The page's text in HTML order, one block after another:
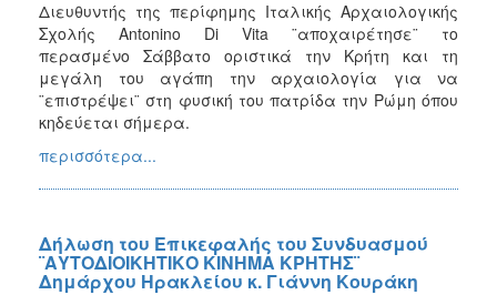
Διευθυντής της περίφημης Ιταλικής Αρχαιολογικής
Σχολής Antonino Di Vita ¨αποχαιρέτησε¨ το
περασμένο Σάββατο οριστικά την Κρήτη και τη
μεγάλη του αγάπη την αρχαιολογία για να
¨επιστρέψει¨ στη φυσική του πατρίδα την Ρώμη όπου
κηδεύεται σήμερα.
περισσότερα...
Δήλωση του Επικεφαλής του Συνδυασμού
¨ΑΥΤΟΔΙΟΙΚΗΤΙΚΟ ΚΙΝΗΜΑ ΚΡΗΤΗΣ¨
Δημάρχου Ηρακλείου κ. Γιάννη Κουράκη